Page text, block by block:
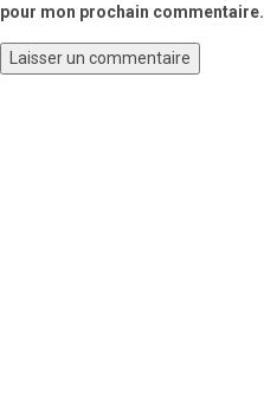
pour mon prochain commentaire.